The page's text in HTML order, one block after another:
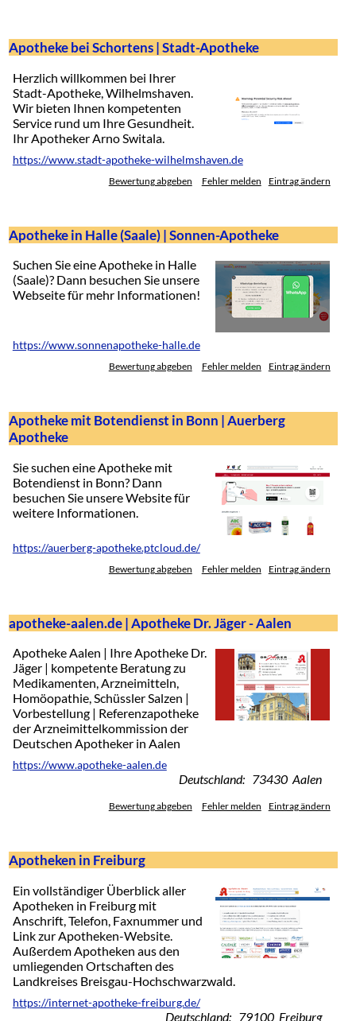
Apotheke bei Schortens | Stadt-Apotheke
Herzlich willkommen bei Ihrer
Stadt-Apotheke, Wilhelmshaven.
Wir bieten Ihnen kompetenten
Service rund um Ihre Gesundheit.
Ihr Apotheker Arno Switala.
https://www.stadt-apotheke-wilhelmshaven.de
Bewertung abgeben Fehler melden Eintrag ändern
Apotheke in Halle (Saale) | Sonnen-Apotheke
Suchen Sie eine Apotheke in Halle
(Saale)? Dann besuchen Sie unsere
Webseite für mehr Informationen!
https://www.sonnenapotheke-halle.de
Bewertung abgeben Fehler melden Eintrag ändern
Apotheke mit Botendienst in Bonn | Auerberg
Apotheke
Sie suchen eine Apotheke mit
Botendienst in Bonn? Dann
besuchen Sie unsere Website für
weitere Informationen.
https://auerberg-apotheke.ptcloud.de/
Bewertung abgeben Fehler melden Eintrag ändern
apotheke-aalen.de | Apotheke Dr. Jäger - Aalen
Apotheke Aalen | Ihre Apotheke Dr.
Jäger | kompetente Beratung zu
Medikamenten, Arzneimitteln,
Homöopathie, Schüssler Salzen |
Vorbestellung | Referenzapotheke
der Arzneimittelkommission der
Deutschen Apotheker in Aalen
https://www.apotheke-aalen.de
Deutschland: 73430 Aalen
Bewertung abgeben Fehler melden Eintrag ändern
Apotheken in Freiburg
Ein vollständiger Überblick aller
Apotheken in Freiburg mit
Anschrift, Telefon, Faxnummer und
Link zur Apotheken-Website.
Außerdem Apotheken aus den
umliegenden Ortschaften des
Landkreises Breisgau-Hochschwarzwald.
https://internet-apotheke-freiburg.de/
Deutschland: 79100 Freiburg